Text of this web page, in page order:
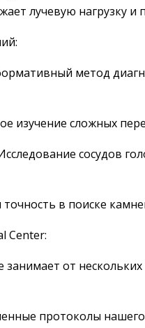
лучевую нагрузку
метод
изучение сложных
сосудов
в поиске
Center:
от
протоколы